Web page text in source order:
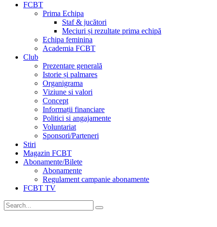
FCBT
Prima Echipa
Staf & jucători
Meciuri și rezultate prima echipă
Echipa feminina
Academia FCBT
Club
Prezentare generală
Istorie și palmares
Organigrama
Viziune si valori
Concept
Informații financiare
Politici si angajamente
Voluntariat
Sponsori/Parteneri
Stiri
Magazin FCBT
Abonamente/Bilete
Abonamente
Regulament campanie abonamente
FCBT TV